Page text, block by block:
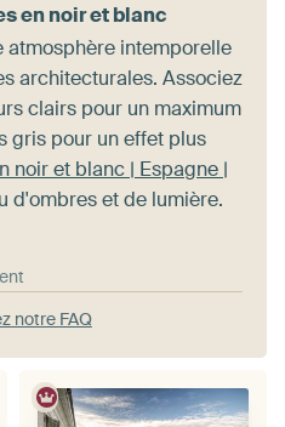
en noir et blanc
atmosphère intemporelle
architecturales. Associez
clairs pour un maximum
gris pour un effet plus
noir et blanc | Espagne |
d'ombres et de lumière.
notre FAQ